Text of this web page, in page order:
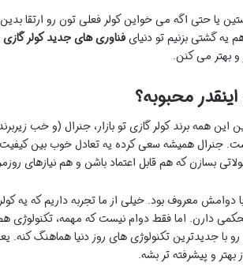
یا حتی اگه می خواین کولر فعلی تون رو ارتقا
یه گشتی بزنیم تو دنیایفناوری های جدید کولر
بهتر می کنن.
محبوبه؟
این همه برند کولر گازی تو بازار، جنرال (و خب
جنرال همیشه سعی کرده یه تعادل خوب بین کیفیت،
بسازن که هم قابل اعتماد باشن و هم نیازهای
دوامش معروف بود. خیلی از ما تجربه داریم که یه
دارن. اما فقط دوام نیست که مهمه،
جدیدترین تکنولوژی های روز دنیا هماهنگ کنه.
بهتر و پیشرفته تر بشه.